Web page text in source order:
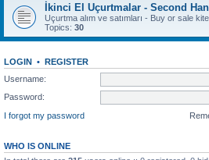
İkinci El Uçurtmalar - Second
Uçurtma alım ve satımları - Buy or sale
Topics: 30
LOGIN • REGISTER
Username:
Password:
I forgot my password
WHO IS ONLINE